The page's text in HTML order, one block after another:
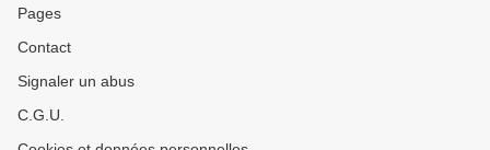
Pages
Contact
Signaler un abus
C.G.U.